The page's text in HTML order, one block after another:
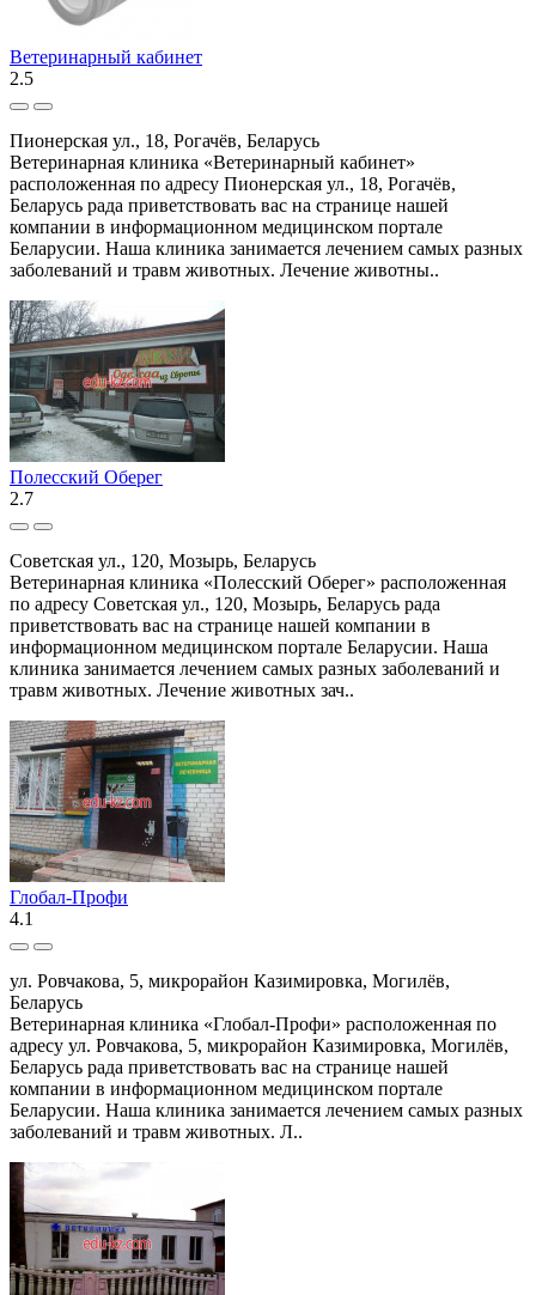
Ветеринарный кабинет
2.5
Пионерская ул., 18, Рогачёв, Беларусь
Ветеринарная клиника «Ветеринарный кабинет»
расположенная по адресу Пионерская ул., 18, Рогачёв,
Беларусь рада приветствовать вас на странице нашей
компании в информационном медицинском портале
Беларусии. Наша клиника занимается лечением самых разных
заболеваний и травм животных. Лечение животны..
Полесский Оберег
2.7
Советская ул., 120, Мозырь, Беларусь
Ветеринарная клиника «Полесский Оберег» расположенная
по адресу Советская ул., 120, Мозырь, Беларусь рада
приветствовать вас на странице нашей компании в
информационном медицинском портале Беларусии. Наша
клиника занимается лечением самых разных заболеваний и
травм животных. Лечение животных зач..
Глобал-Профи
4.1
ул. Ровчакова, 5, микрорайон Казимировка, Могилёв,
Беларусь
Ветеринарная клиника «Глобал-Профи» расположенная по
адресу ул. Ровчакова, 5, микрорайон Казимировка, Могилёв,
Беларусь рада приветствовать вас на странице нашей
компании в информационном медицинском портале
Беларусии. Наша клиника занимается лечением самых разных
заболеваний и травм животных. Л..